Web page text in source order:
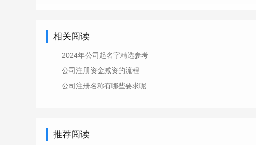
相关阅读
2024年公司起名字精选参考
公司注册资金减资的流程
公司注册名称有哪些要求呢
推荐阅读